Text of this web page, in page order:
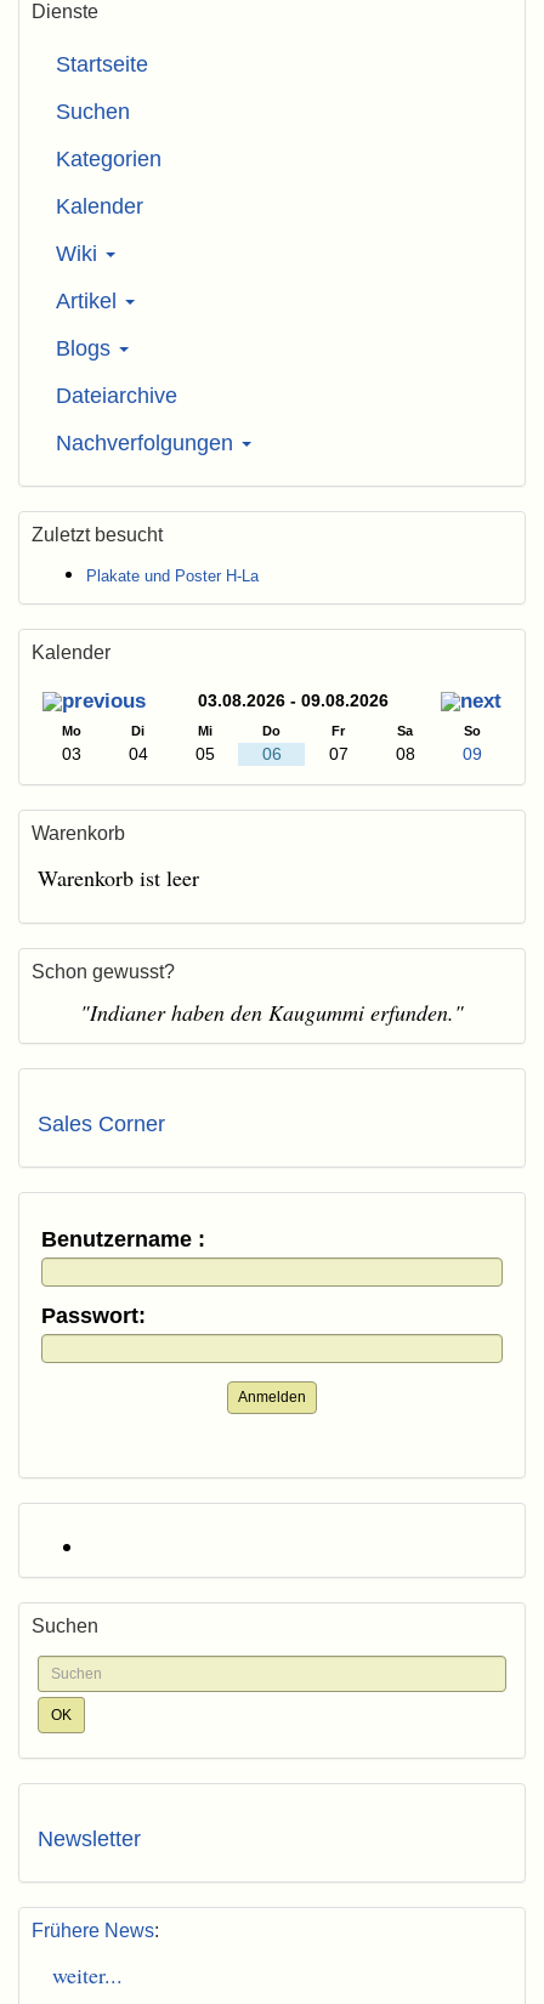
Dienste
Startseite
Suchen
Kategorien
Kalender
Wiki
Artikel
Blogs
Dateiarchive
Nachverfolgungen
Zuletzt besucht
Plakate und Poster H-La
Kalender
03.08.2026 - 09.08.2026
Mo Di Mi Do Fr Sa So
03 04 05 06 07 08 09
Warenkorb
Warenkorb ist leer
Schon gewusst?
"Indianer haben den Kaugummi erfunden."
Sales Corner
Benutzername :
Passwort:
Anmelden
Suchen
Newsletter
Frühere News:
weiter...